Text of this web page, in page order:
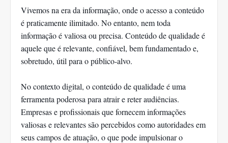
Vivemos na era da informação, onde o acesso a conteúdo
é praticamente ilimitado. No entanto, nem toda
informação é valiosa ou precisa. Conteúdo de qualidade é
aquele que é relevante, confiável, bem fundamentado e,
sobretudo, útil para o público-alvo.
No contexto digital, o conteúdo de qualidade é uma
ferramenta poderosa para atrair e reter audiências.
Empresas e profissionais que fornecem informações
valiosas e relevantes são percebidos como autoridades em
seus campos de atuação, o que pode impulsionar o